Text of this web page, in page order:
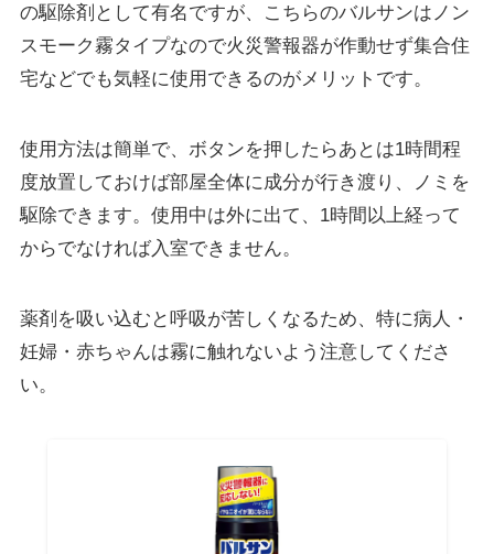
の駆除剤として有名ですが、こちらのバルサンは ノン
スモーク霧タイプなので火災警報器が作動せず集合住
宅などでも気軽に使用できるのがメリットです。
使用方法は簡単で、ボタンを押したらあとは1時間程
度放置しておけば部屋全体に成分が行き渡り、ノミを
駆除できます。使用中は外に出て、1時間以上経って
からでなければ入室できません。
薬剤を吸い込むと呼吸が苦しくなるため、特に病人・
妊婦・赤ちゃんは霧に触れないよう注意してくださ
い。